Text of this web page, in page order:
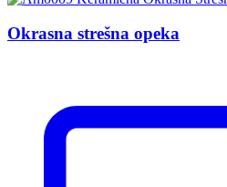
Okrasna strešna opeka